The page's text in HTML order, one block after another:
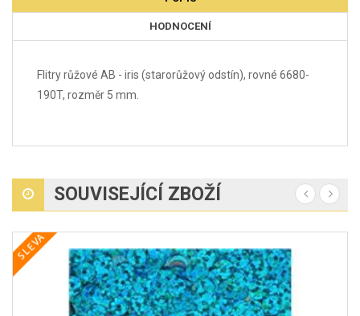
HODNOCENÍ
Flitry růžové AB - iris (starorůžový odstín), rovné 6680-
190T, rozměr 5 mm.
SOUVISEJÍCÍ ZBOŽÍ